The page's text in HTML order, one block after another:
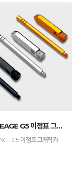
3RSYS ICEAGE G5 이정표 그래픽카드 지지...
3RSYS ICEAGE G5 이정표 그래픽카드 별매품 / 미니타워용